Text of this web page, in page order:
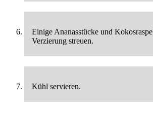
Einige Ananasstücke und
Verzierung streuen.
Kühl servieren.